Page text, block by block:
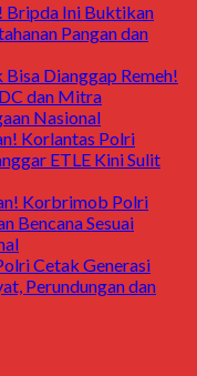
Bripda Ini Buktikan
Pangan dan
Dianggap Remeh!
dan Mitra
Nasional
Korlantas Polri
ETLE Kini Sulit
Korbrimob Polri
Bencana Sesuai
Cetak Generasi
Perundungan dan